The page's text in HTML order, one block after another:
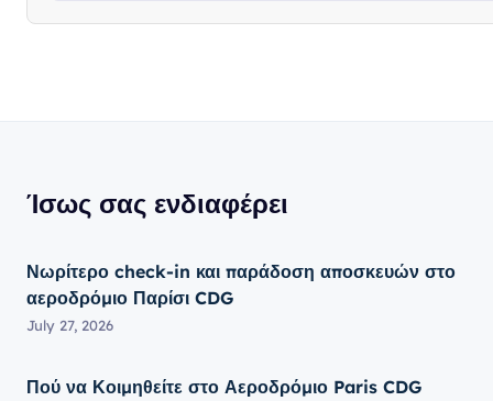
Ίσως σας ενδιαφέρει
Νωρίτερο check-in και παράδοση αποσκευών στο
αεροδρόμιο Παρίσι CDG
July 27, 2026
Πού να Κοιμηθείτε στο Αεροδρόμιο Paris CDG